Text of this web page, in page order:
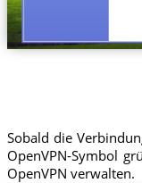
Sobald die
OpenVPN-Symbol
OpenVPN verwalten.